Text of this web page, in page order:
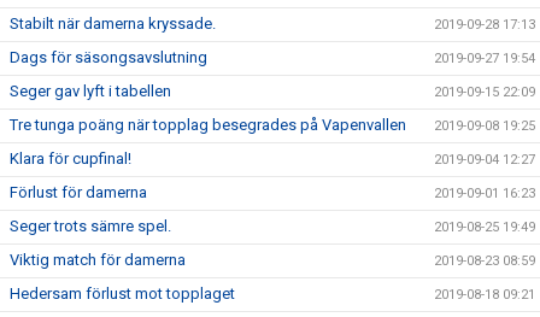
Stabilt när damerna kryssade. 2019-09-28 17:13
Dags för säsongsavslutning 2019-09-27 19:54
Seger gav lyft i tabellen 2019-09-15 22:09
Tre tunga poäng när topplag besegrades på Vapenvallen 2019-09-08 19:25
Klara för cupfinal! 2019-09-04 12:27
Förlust för damerna 2019-09-01 16:23
Seger trots sämre spel. 2019-08-25 19:49
Viktig match för damerna 2019-08-23 08:59
Hedersam förlust mot topplaget 2019-08-18 09:21